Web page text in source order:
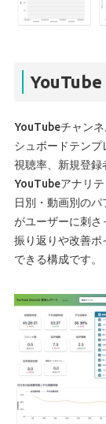
YouTube
YouTubeチャン
シュボードテン
視聴率、新規登録
YouTubeアナリテ
日別・動画別の
がユーザーに刺さ
振り返りや改善ポ
できる構成です。